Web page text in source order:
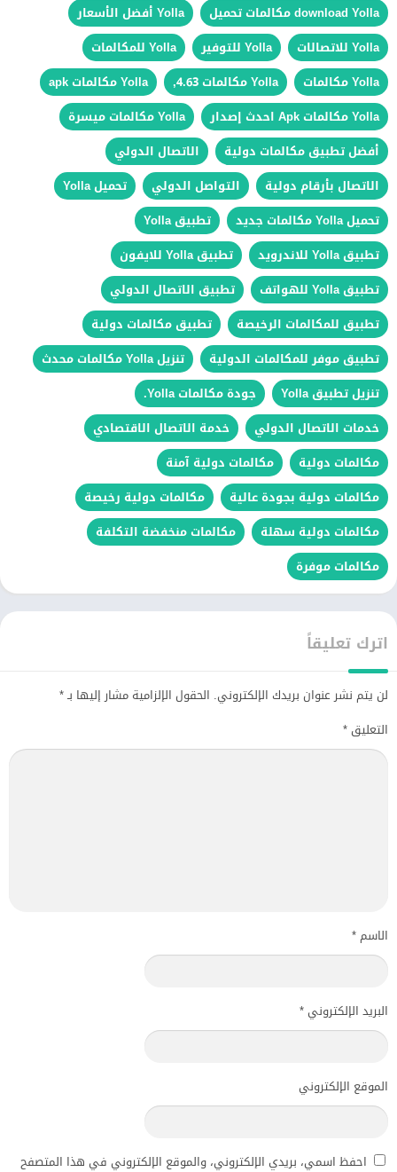
download Yolla مكالمات تحميل
Yolla أفضل الأسعار
Yolla للاتصالات
Yolla للتوفير
Yolla للمكالمات
Yolla مكالمات
Yolla مكالمات 4.63,
Yolla مكالمات apk
Yolla مكالمات Apk احدث إصدار
Yolla مكالمات ميسرة
أفضل تطبيق مكالمات دولية
الاتصال الدولي
الاتصال بأرقام دولية
التواصل الدولي
تحميل Yolla
تحميل Yolla مكالمات جديد
تطبيق Yolla
تطبيق Yolla للاندرويد
تطبيق Yolla للايفون
تطبيق Yolla للهواتف
تطبيق الاتصال الدولي
تطبيق للمكالمات الرخيصة
تطبيق مكالمات دولية
تطبيق موفر للمكالمات الدولية
تنزيل Yolla مكالمات محدث
تنزيل تطبيق Yolla
جودة مكالمات Yolla.
خدمات الاتصال الدولي
خدمة الاتصال الاقتصادي
مكالمات دولية
مكالمات دولية آمنة
مكالمات دولية بجودة عالية
مكالمات دولية رخيصة
مكالمات دولية سهلة
مكالمات منخفضة التكلفة
مكالمات موفرة
اترك تعليقاً
لن يتم نشر عنوان بريدك الإلكتروني. الحقول الإلزامية مشار إليها بـ*
التعليق *
الاسم*
البريد الإلكتروني *
الموقع الإلكتروني
احفظ اسمي، بريدي الإلكتروني، والموقع الإلكتروني في هذا المتصفح